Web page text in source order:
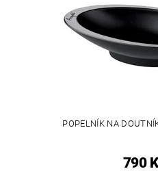
POPELNÍK NA
790